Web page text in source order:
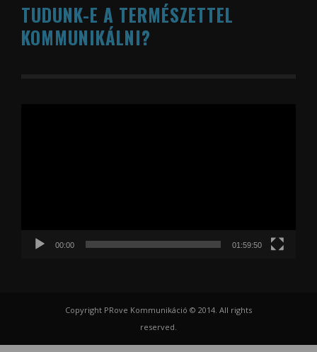
TUDUNK-E A TERMÉSZETTEL
KOMMUNIKÁLNI?
00:00 01:59:50
Copyright PRove Kommunikáció © 2014. All rights
reserved.